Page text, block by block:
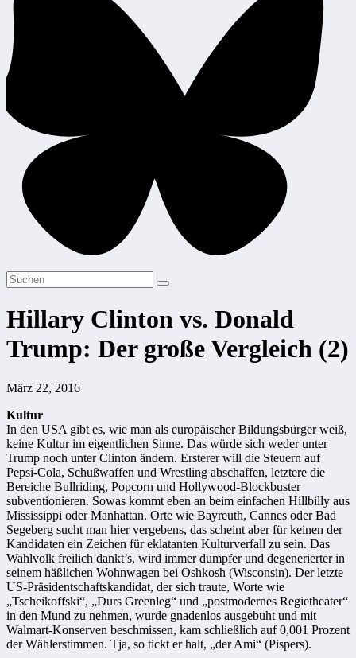
Hillary Clinton vs. Donald
Trump: Der große Vergleich (2)
März 22, 2016
Kultur
In den USA gibt es, wie man als europäischer Bildungsbürger weiß,
keine Kultur im eigentlichen Sinne. Das würde sich weder unter
Trump noch unter Clinton ändern. Ersterer will die Steuern auf
Pepsi-Cola, Schußwaffen und Wrestling abschaffen, letztere die
Bereiche Bullriding, Popcorn und Hollywood-Blockbuster
subventionieren. Sowas kommt eben an beim einfachen Hillbilly aus
Mississippi oder Manhattan. Orte wie Bayreuth, Cannes oder Bad
Segeberg sucht man hier vergebens, das scheint aber für keinen der
Kandidaten ein Zeichen für eklatanten Kulturverfall zu sein. Das
Wahlvolk freilich dankt’s, wird immer dumpfer und degenerierter in
seinem häßlichen Wohnwagen bei Oshkosh (Wisconsin). Der letzte
US-Präsidentschaftskandidat, der sich traute, Worte wie
„Tscheikoffski“, „Durs Greenleg“ und „postmodernes Regietheater“
in den Mund zu nehmen, wurde gnadenlos ausgebuht und mit
Walmart-Konserven beschmissen, kam schließlich auf 0,001 Prozent
der Wählerstimmen. Tja, so tickt er halt, „der Ami“ (Pispers).